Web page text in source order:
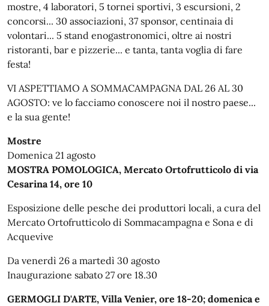
mostre, 4 laboratori, 5 tornei sportivi, 3 escursioni, 2
concorsi... 30 associazioni, 37 sponsor, centinaia di
volontari... 5 stand enogastronomici, oltre ai nostri
ristoranti, bar e pizzerie... e tanta, tanta voglia di fare
festa!
VI ASPETTIAMO A SOMMACAMPAGNA DAL 26 AL 30
AGOSTO: ve lo facciamo conoscere noi il nostro paese...
e la sua gente!
Mostre
Domenica 21 agosto
MOSTRA POMOLOGICA, Mercato Ortofrutticolo di via
Cesarina 14, ore 10
Esposizione delle pesche dei produttori locali, a cura del
Mercato Ortofrutticolo di Sommacampagna e Sona e di
Acquevive
Da venerdì 26 a martedì 30 agosto
Inaugurazione sabato 27 ore 18.30
GERMOGLI D'ARTE, Villa Venier, ore 18-20; domenica e